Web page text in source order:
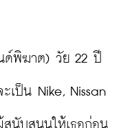
พิฆาต) วัย 22 ปี
เป็น Nike, Nissan
นับสนุนให้เธอก่อน